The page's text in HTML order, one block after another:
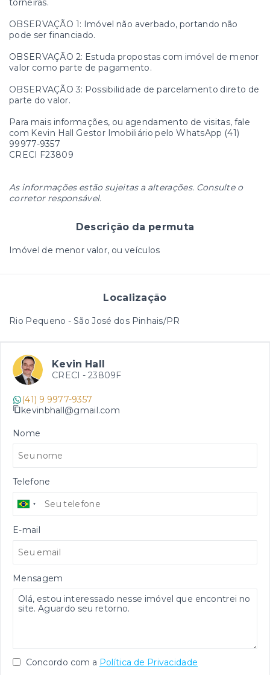
torneiras.
OBSERVAÇÃO 1: Imóvel não averbado, portando não
pode ser financiado.
OBSERVAÇÃO 2: Estuda propostas com imóvel de menor
valor como parte de pagamento.
OBSERVAÇÃO 3: Possibilidade de parcelamento direto de
parte do valor.
Para mais informações, ou agendamento de visitas, fale
com Kevin Hall Gestor Imobiliário pelo WhatsApp (41)
99977-9357
CRECI F23809
As informações estão sujeitas a alterações. Consulte o
corretor responsável.
Descrição da permuta
Imóvel de menor valor, ou veículos
Localização
Rio Pequeno - São José dos Pinhais/PR
Kevin Hall
CRECI - 23809F
(41) 9 9977-9357
kevinbhall@gmail.com
Nome
Telefone
E-mail
Mensagem
Concordo com a Política de Privacidade